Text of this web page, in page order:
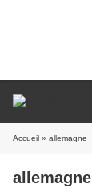
Accueil » allemagne
allemagne